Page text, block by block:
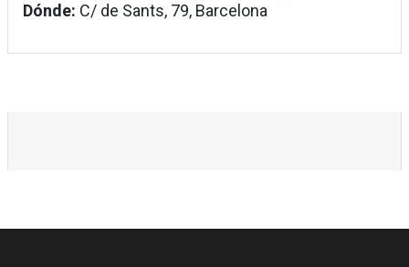
Dónde: C/ de Sants, 79, Barcelona